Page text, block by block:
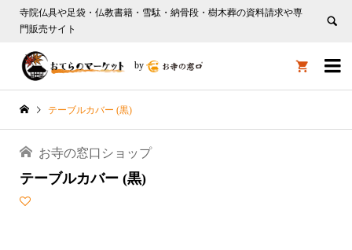
寺院仏具や足袋・仏教書籍・雪駄・納骨段・樹木葬の資料請求や専
門販売サイト

by 
テーブルカバー (黒)
お寺の窓口ショップ
テーブルカバー (黒)